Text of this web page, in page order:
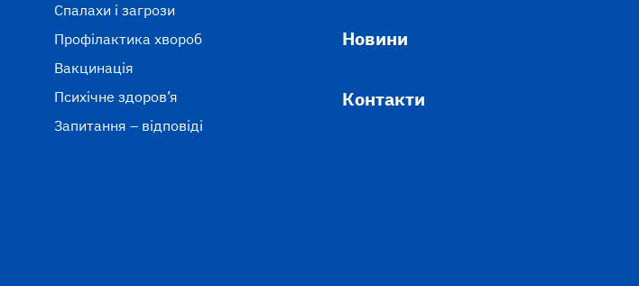
Спалахи і загрози
Профілактика хвороб
Вакцинація
Психічне здоров’я
Запитання – відповіді
Новини
Контакти